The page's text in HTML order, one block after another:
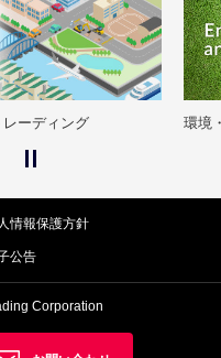
私
情報保護方針
公告
Corporation